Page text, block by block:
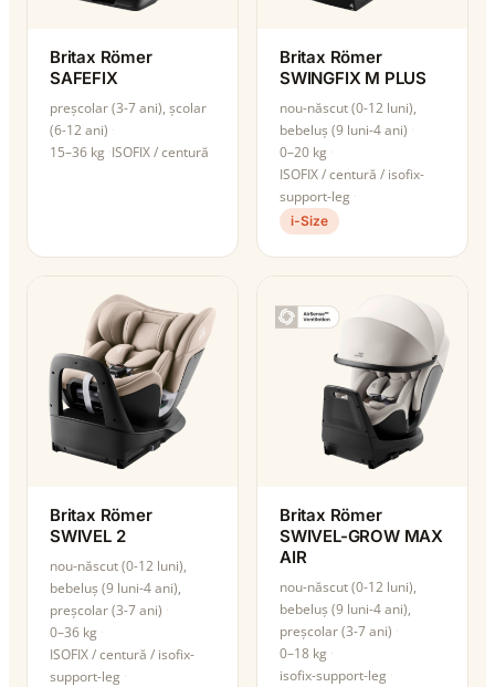
Britax Römer
SAFEFIX
preșcolar (3-7 ani), școlar
(6-12 ani)
15–36 kg ISOFIX / centură
Britax Römer
SWINGFIX M PLUS
nou-născut (0-12 luni),
bebeluș (9 luni-4 ani)
0–20 kg
ISOFIX / centură / isofix-
support-leg
i-Size
Britax Römer
SWIVEL 2
nou-născut (0-12 luni),
bebeluș (9 luni-4 ani),
preșcolar (3-7 ani)
0–36 kg
ISOFIX / centură / isofix-
support-leg
Britax Römer
SWIVEL-GROW MAX
AIR
nou-născut (0-12 luni),
bebeluș (9 luni-4 ani),
preșcolar (3-7 ani)
0–18 kg
isofix-support-leg